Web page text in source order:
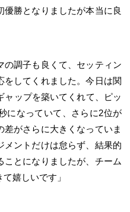
勝となりましたが本当に良
調子も良くて、セッティン
をしてくれました。今日は関
ャップを築いてくれて、ピッ
になっていて、さらに2位が
がさらに大きくなっていま
メントだけは怠らず、結果的
ことになりましたが、チーム
嬉しいです」